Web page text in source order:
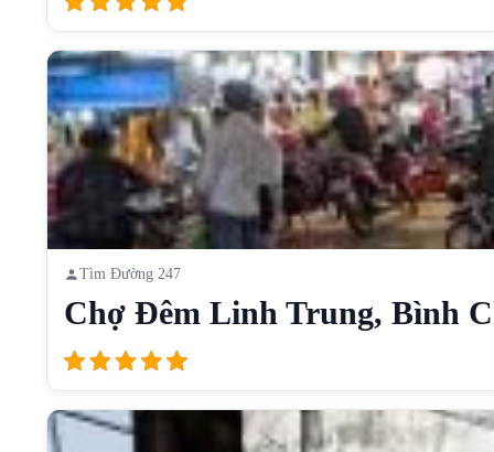
Tìm Đường 247
Chợ Đêm Linh Trung, Bình